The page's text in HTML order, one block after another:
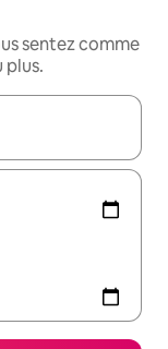
sentez comme
plus.
flèches vers le